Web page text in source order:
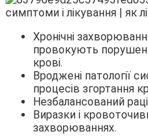
Хронічні
провокують
крові.
Вроджені патології
процесів згортання
Незбалансований
Виразки і
захворюваннях.